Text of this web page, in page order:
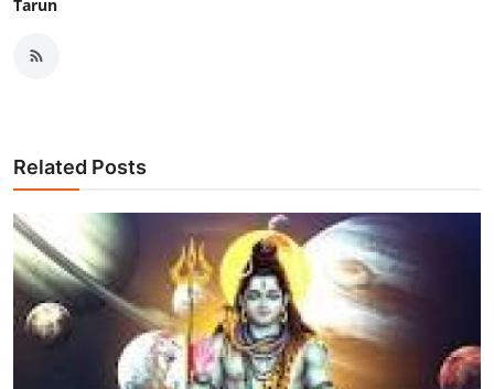
Tarun
Related Posts